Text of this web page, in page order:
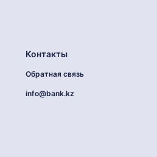
Контакты
Обратная связь
info@bank.kz